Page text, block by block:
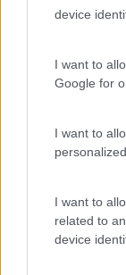
device
I want to
Google for
I want to
I want to
related to
device